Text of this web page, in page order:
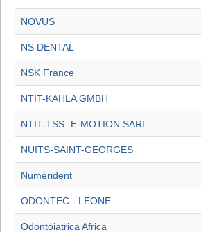
NOVUS
NS DENTAL
NSK France
NTIT-KAHLA GMBH
NTIT-TSS -E-MOTION SARL
NUITS-SAINT-GEORGES
Numérident
ODONTEC - LEONE
Odontoiatrica Africa